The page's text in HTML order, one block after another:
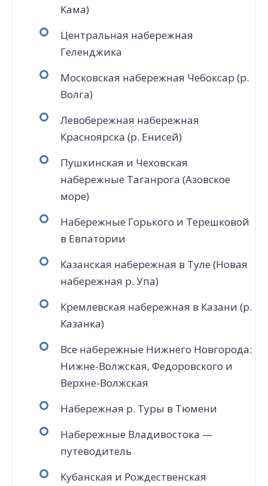
Кама)
Центральная набережная
Геленджика
Московская набережная Чебоксар (р.
Волга)
Левобережная набережная
Красноярска (р. Енисей)
Пушкинская и Чеховская
набережные Таганрога (Азовское
море)
Набережные Горького и Терешковой
в Евпатории
Казанская набережная в Туле (Новая
набережная р. Упа)
Кремлевская набережная в Казани (р.
Казанка)
Все набережные Нижнего Новгорода:
Нижне-Волжская, Федоровского и
Верхне-Волжская
Набережная р. Туры в Тюмени
Набережные Владивостока —
путеводитель
Кубанская и Рождественская